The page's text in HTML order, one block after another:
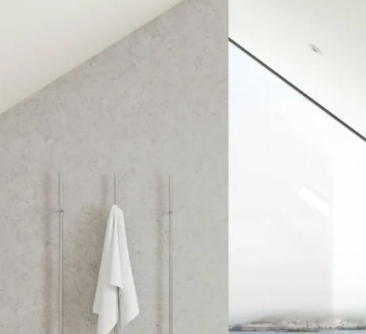
Inspirasjon og tips til bad med skråtak